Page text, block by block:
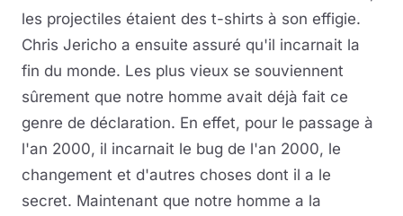
les projectiles étaient des t-shirts à son effigie.
Chris Jericho a ensuite assuré qu'il incarnait la
fin du monde. Les plus vieux se souviennent
sûrement que notre homme avait déjà fait ce
genre de déclaration. En effet, pour le passage à
l'an 2000, il incarnait le bug de l'an 2000, le
changement et d'autres choses dont il a le
secret. Maintenant que notre homme a la